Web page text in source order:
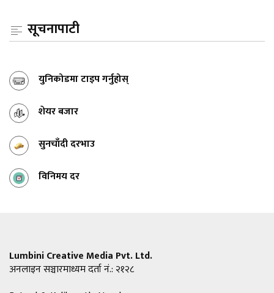
सूचनापाटी
युनिकोडमा टाइप गर्नुहोस्
शेयर बजार
सुनचाँदी दरभाउ
विनिमय दर
Lumbini Creative Media Pvt. Ltd.
अनलाइन सञ्चारमाध्यम दर्ता नं.: २१२८